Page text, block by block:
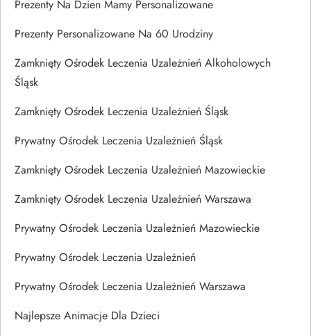
Prezenty Na Dzien Mamy Personalizowane
Prezenty Personalizowane Na 60 Urodziny
Zamknięty Ośrodek Leczenia Uzależnień Alkoholowych
Śląsk
Zamknięty Ośrodek Leczenia Uzależnień Śląsk
Prywatny Ośrodek Leczenia Uzależnień Śląsk
Zamknięty Ośrodek Leczenia Uzależnień Mazowieckie
Zamknięty Ośrodek Leczenia Uzależnień Warszawa
Prywatny Ośrodek Leczenia Uzależnień Mazowieckie
Prywatny Ośrodek Leczenia Uzależnień
Prywatny Ośrodek Leczenia Uzależnień Warszawa
Najlepsze Animacje Dla Dzieci